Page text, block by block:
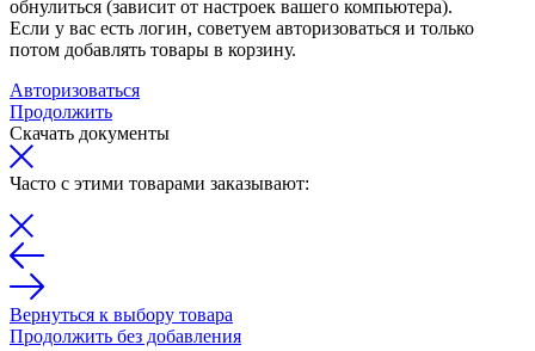
обнулиться (зависит от настроек вашего компьютера).
Если у вас есть логин, советуем авторизоваться и только
потом добавлять товары в корзину.
Авторизоваться
Продолжить
Скачать документы
Часто с этими товарами заказывают:
Вернуться к выбору товара
Продолжить без добавления